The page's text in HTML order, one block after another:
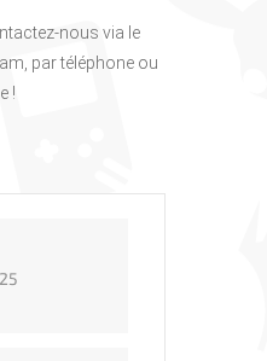
nous via le
par téléphone ou
!